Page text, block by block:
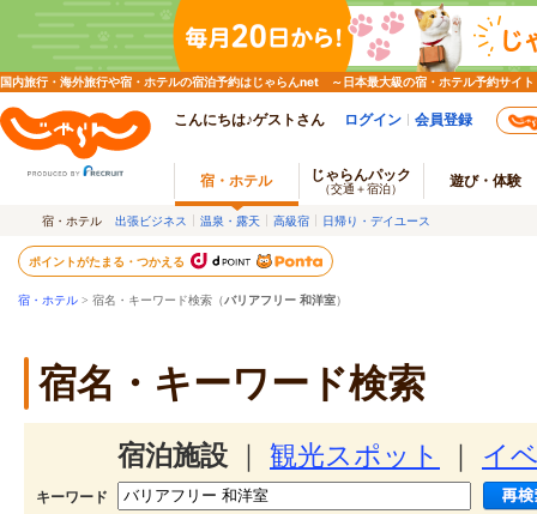
国内旅行・海外旅行や宿・ホテルの宿泊予約はじゃらんnet ～日本最大級の宿・ホテル予約サイト
こんにちは♪ゲストさん ログイン 会員登録
宿・ホテル じゃらんパック
（交通＋宿泊） 遊び・体験
宿・ホテル 出張ビジネス 温泉・露天 高級宿 日帰り・デイユース
ポイントがたまる・つかえる
宿・ホテル > 宿名・キーワード検索（バリアフリー 和洋室）
宿名・キーワード検索
宿泊施設 観光スポット イ
キーワード